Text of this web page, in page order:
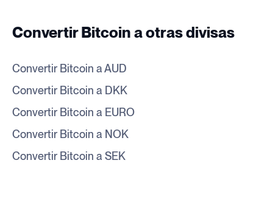
Convertir Bitcoin a otras divisas
Convertir Bitcoin a AUD
Convertir Bitcoin a DKK
Convertir Bitcoin a EURO
Convertir Bitcoin a NOK
Convertir Bitcoin a SEK